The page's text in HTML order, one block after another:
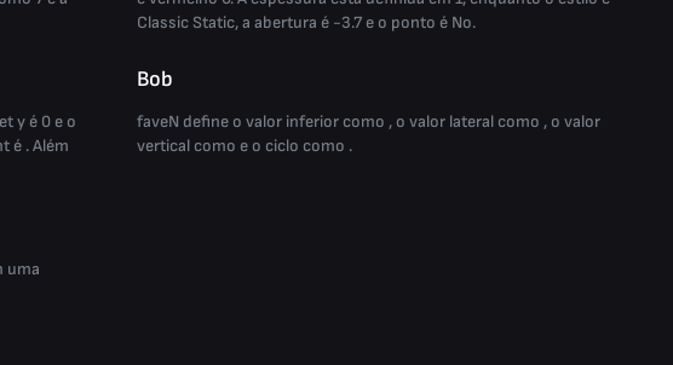
Classic Static, a abertura é -3.7 e o ponto é No.
y é 0 e o
é . Além
Bob
faveN define o valor inferior como , o valor lateral como , o valor
vertical como e o ciclo como .
uma